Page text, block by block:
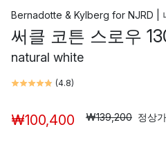
Bernadotte & Kylberg for NJRD |
써클 코튼 스로우
natural white
(4.8)
₩100,400 ₩139,200 정상